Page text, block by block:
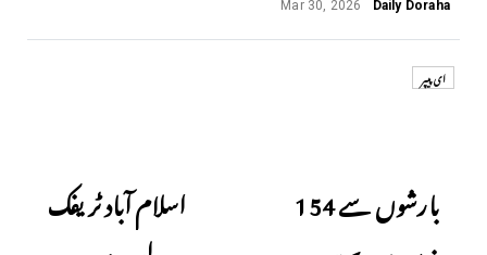
Daily Doraha
Mar 30, 2026
ای پیپر
بارشوں سے 154
اسلام آباد ٹریفک